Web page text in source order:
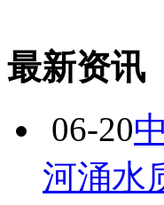
最新资讯
06-20
河涌水